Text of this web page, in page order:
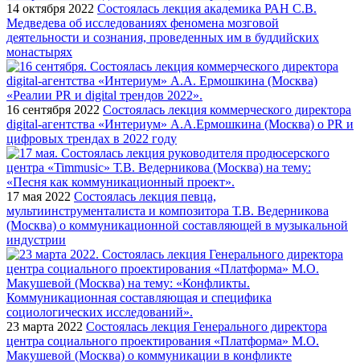
14 октября 2022 Состоялась лекция академика РАН С.В.
Медведева об исследованиях феномена мозговой
деятельности и сознания, проведенных им в буддийских
монастырях
16 сентября 2022 Состоялась лекция коммерческого директора
digital-агентства «Интериум» А.А.Ермошкина (Москва) о PR и
цифровых трендах в 2022 году
17 мая 2022 Состоялась лекция певца,
мультиинструменталиста и композитора Т.В. Ведерникова
(Москва) о коммуникационной составляющей в музыкальной
индустрии
23 марта 2022 Состоялась лекция Генерального директора
центра социального проектирования «Платформа» М.О.
Макушевой (Москва) о коммуникации в конфликте